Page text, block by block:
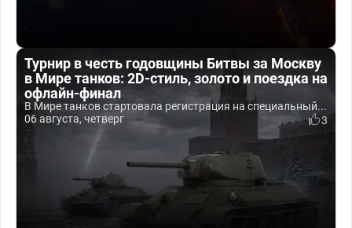
Турнир в честь годовщины Битвы за Москву
в Мире танков: 2D-стиль, золото и поездка на
офлайн-финал
В Мире танков стартовала регистрация на специальный...
06 августа, четверг
3